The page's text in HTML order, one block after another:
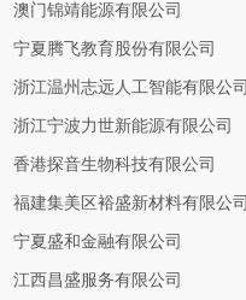
澳门锦靖能源有限公司
宁夏腾飞教育股份有限公司
浙江温州志远人工智能有限公司
浙江宁波力世新能源有限公司
香港探音生物科技有限公司
福建集美区裕盛新材料有限公司
宁夏盛和金融有限公司
江西昌盛服务有限公司